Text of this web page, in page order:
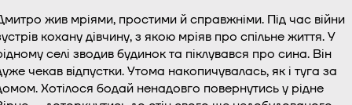
жив мріями, простими й справжніми. Під час війни
кохану дівчину, з якою мріяв про спільне життя. У
селі зводив будинок та піклувався про сина. Він
чекав відпустки. Утома накопичувалась, як і туга за
Хотілося бодай ненадовго повернутись у рідне